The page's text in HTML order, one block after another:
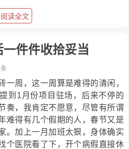
阅读全文
件件收拾妥当
一周，这一周算是难得的清闲，
到1月份项目驻场，后来不停的
奏，我肯定不愿意，尽管有所谓
难得有几个假期的人，春节又是
。加上一月加班太狠，身体确实
个医院看了下，开个病假直接休